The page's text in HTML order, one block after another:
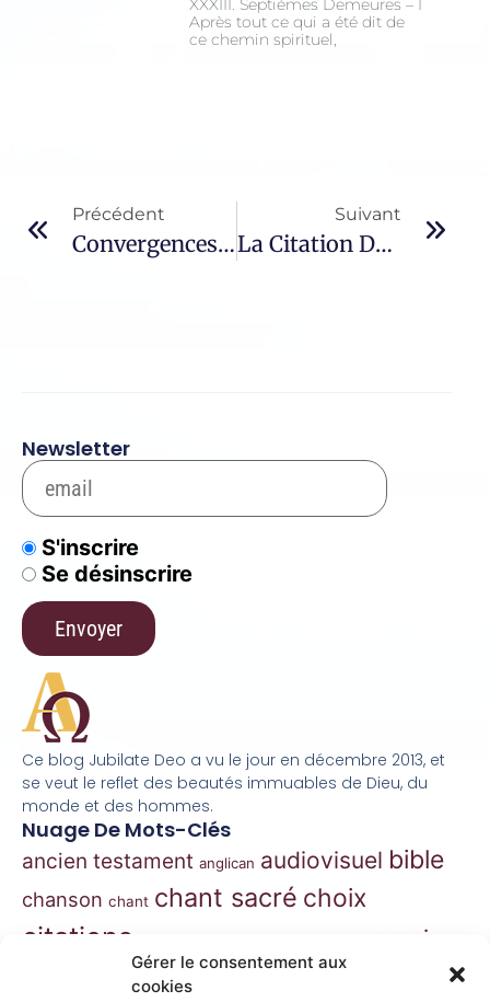
Gérer le consentement aux
cookies
XXXIII. Septièmes Demeures – I
Après tout ce qui a été dit de
ce chemin spirituel,
Précédent
Convergences Musicales – 397 / Jean Ferrat
Suivant
La Citation Du Jour – 542 / Claire D’Assise
Ce blog Jubilate Deo a vu le jour en décembre 2013, et
se veut le reflet des beautés immuables de Dieu, du
monde et des hommes.
Nuage De Mots-Clés
ancien testament anglican audiovisuel bible
chanson chant chant sacré choix
citations essai
gospel grégorien
Newsletter
S'inscrire
Se désinscrire